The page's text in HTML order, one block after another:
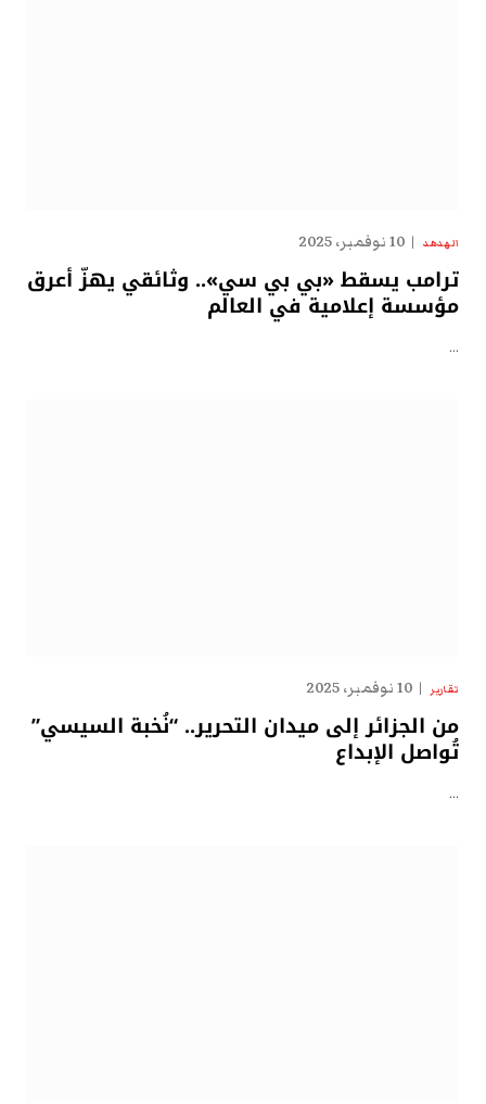
الهدهد 10 نوفمبر، 2025
ترامب يسقط «بي بي سي».. وثائقي يهزّ أعرق
مؤسسة إعلامية في العالم
…
تقارير 10 نوفمبر، 2025
من الجزائر إلى ميدان التحرير.. “نُخبة السيسي”
تُواصل الإبداع
…